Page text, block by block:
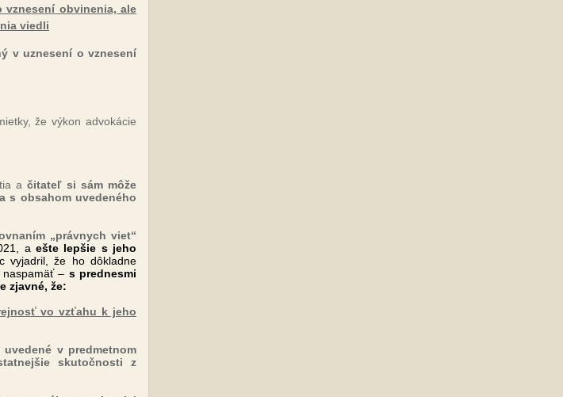
vznesení obvinenia, ale
viedli
v uznesení o vznesení
že výkon advokácie
ačitateľ si sám môže
s obsahom uvedeného
„právnych viet“
a ešte lepšie s jeho
vyjadril, že ho dôkladne
– s prednesmi
zjavné, že:
vo vzťahu k jeho
v predmetnom
skutočnosti z